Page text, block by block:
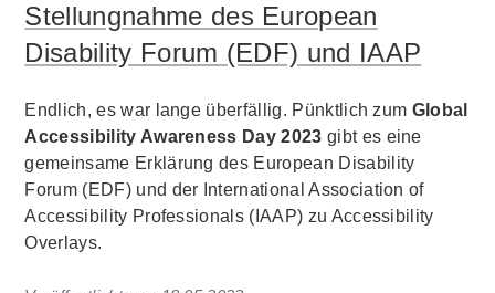
Stellungnahme des European
Disability Forum (EDF) und IAAP
Endlich, es war lange überfällig. Pünktlich zum Global
Accessibility Awareness Day 2023 gibt es eine
gemeinsame Erklärung des European Disability
Forum (EDF) und der International Association of
Accessibility Professionals (IAAP) zu Accessibility
Overlays.